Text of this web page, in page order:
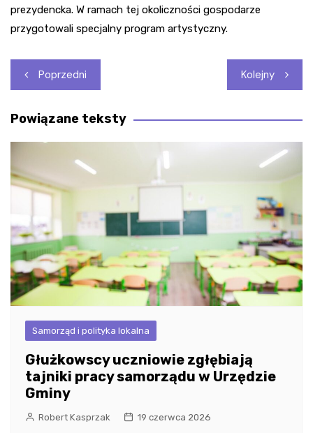
prezydencka. W ramach tej okoliczności gospodarze
przygotowali specjalny program artystyczny.
Nawigacja
wpisu
Poprzedni Kolejny
Powiązane teksty
Samorząd i polityka lokalna
Głużkowscy uczniowie zgłębiają
tajniki pracy samorządu w Urzędzie
Gminy
Robert Kasprzak 19 czerwca 2026